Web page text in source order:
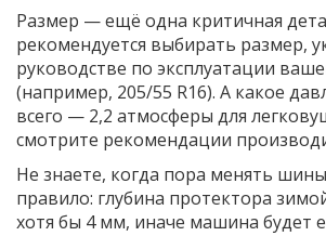
Размер — ещё одна критичная
рекомендуется выбирать размер,
руководстве по эксплуатации
(например, 205/55 R16). А какое
всего — 2,2 атмосферы для
смотрите рекомендации
Не знаете, когда пора менять
правило: глубина протектора
хотя бы 4 мм, иначе машина будет